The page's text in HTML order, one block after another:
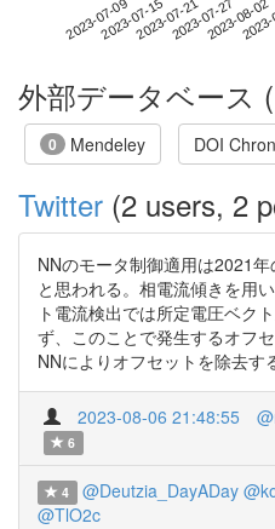
2023-07-092023-07-152023-07-212023-07-272023-08-02
外部データベース
0 Mendeley DOI
Twitter (2 users, 2
NNのモータ制御適用は2021
と思われる。相電流傾きを用
ト電流検出では所定電圧ベク
ず、このことで発生するオフ
NNによりオフセットを除去
2023-08-06 21:48:55
6
4 @Deutzia_DayADay
@TlO2c